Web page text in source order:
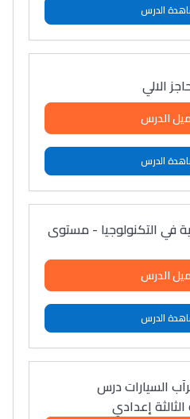
الدرس
الالي
الدرس
الدرس
في التكنولوجيا - مستوى
الدرس
الدرس
السيارات درس
إعدادي